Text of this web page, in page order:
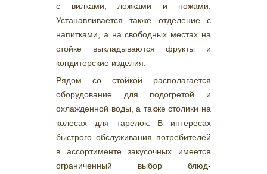
с вилками, ложками и ножами.
Устанавливается также отделение с
напитками, а на свободных местах на
стойке выкладываются фрукты и
кондитерские изделия.
Рядом со стойкой располагается
оборудование для подогретой и
охлажденной воды, а также столики на
колесах для тарелок. В интересах
быстрого обслуживания потребителей
в ассортименте закусочных имеется
ограниченный выбор блюд-